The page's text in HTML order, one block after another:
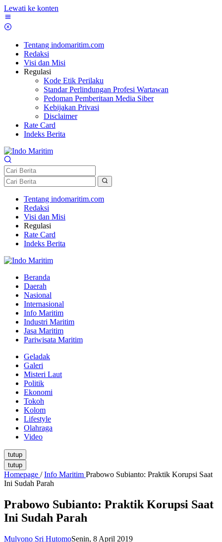
Lewati ke konten
Tentang indomaritim.com
Redaksi
Visi dan Misi
Regulasi
Kode Etik Perilaku
Standar Perlindungan Profesi Wartawan
Pedoman Pemberitaan Media Siber
Kebijakan Privasi
Disclaimer
Rate Card
Indeks Berita
Tentang indomaritim.com
Redaksi
Visi dan Misi
Regulasi
Rate Card
Indeks Berita
Beranda
Daerah
Nasional
Internasional
Info Maritim
Industri Maritim
Jasa Maritim
Pariwisata Maritim
Geladak
Galeri
Misteri Laut
Politik
Ekonomi
Tokoh
Kolom
Lifestyle
Olahraga
Video
tutup
tutup
Homepage / Info Maritim Prabowo Subianto: Praktik Korupsi Saat
Ini Sudah Parah
Prabowo Subianto: Praktik Korupsi Saat
Ini Sudah Parah
Mulyono Sri HutomoSenin, 8 April 2019